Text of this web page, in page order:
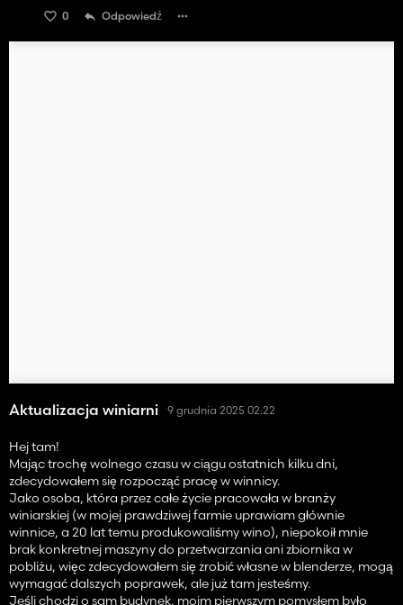
0 Odpowiedź
Aktualizacja winiarni 9 grudnia 2025 02:22
Hej tam!
Mając trochę wolnego czasu w ciągu ostatnich kilku dni,
zdecydowałem się rozpocząć pracę w winnicy.
Jako osoba, która przez całe życie pracowała w branży
winiarskiej (w mojej prawdziwej farmie uprawiam głównie
winnice, a 20 lat temu produkowaliśmy wino), niepokoił mnie
brak konkretnej maszyny do przetwarzania ani zbiornika w
pobliżu, więc zdecydowałem się zrobić własne w blenderze, mogą
wymagać dalszych poprawek, ale już tam jesteśmy.
Jeśli chodzi o sam budynek, moim pierwszym pomysłem było